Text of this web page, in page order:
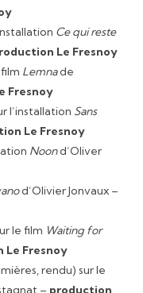
Ce qui reste
Le Fresnoy
Lemnade
Fresnoy
l’installation Sans
Le Fresnoy
Noond’Oliver
d’Olivier Jonvaux –
le film Waiting for
Le Fresnoy
rendu) sur le
– production